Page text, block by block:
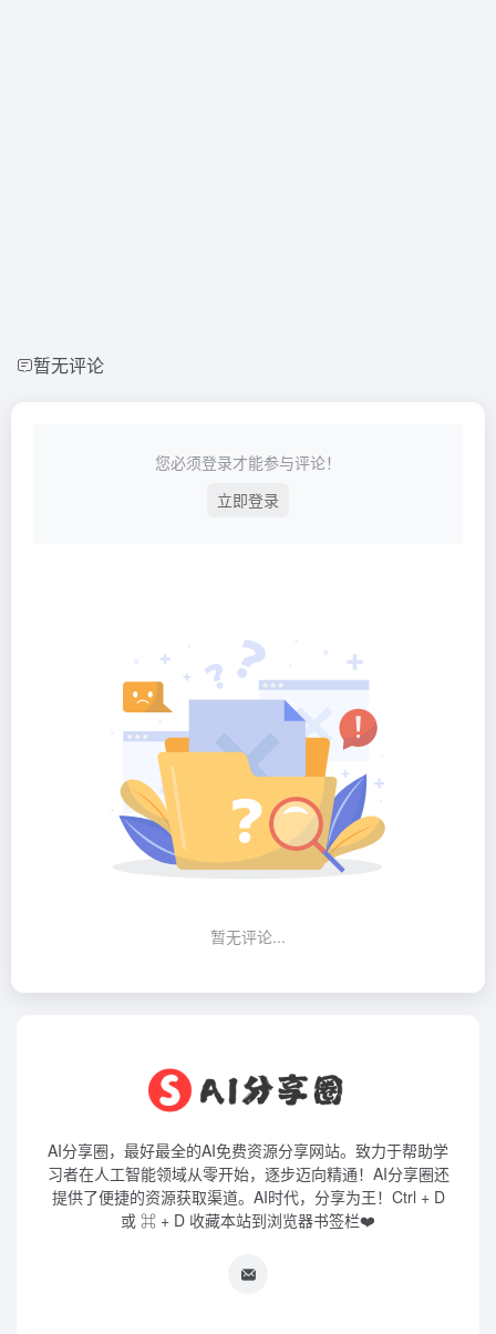
暂无评论
您必须登录才能参与评论！
立即登录
暂无评论...
AI分享圈，最好最全的AI免费资源分享网站。致力于帮助学
习者在人工智能领域从零开始，逐步迈向精通！AI分享圈还
提供了便捷的资源获取渠道。AI时代，分享为王！Ctrl + D
或 ⌘ + D 收藏本站到浏览器书签栏❤️